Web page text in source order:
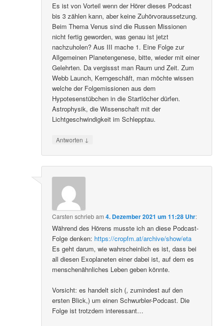
Es ist von Vorteil wenn der Hörer dieses Podcast
bis 3 zählen kann, aber keine Zuhörvoraussetzung.
Beim Thema Venus sind die Russen Missionen
nicht fertig geworden, was genau ist jetzt
nachzuholen? Aus III mache 1. Eine Folge zur
Allgemeinen Planetengenese, bitte, wieder mit einer
Gelehrten. Da vergissst man Raum und Zeit. Zum
Webb Launch, Kerngeschäft, man möchte wissen
welche der Folgemissionen aus dem
Hypotesenstübchen in die Startlöcher dürfen.
Astrophysik, die Wissenschaft mit der
Lichtgeschwindigkeit im Schlepptau.
Antworten ↓
Carsten schriebam4. Dezember 2021 um 11:28 Uhr:
Während des Hörens musste ich an diese Podcast-
Folge denken: https://cropfm.at/archive/show/eta
Es geht darum, wie wahrscheinlich es ist, dass bei
all diesen Exoplaneten einer dabei ist, auf dem es
menschenähnliches Leben geben könnte.
Vorsicht: es handelt sich (, zumindest auf den
ersten Blick,) um einen Schwurbler-Podcast. Die
Folge ist trotzdem interessant…